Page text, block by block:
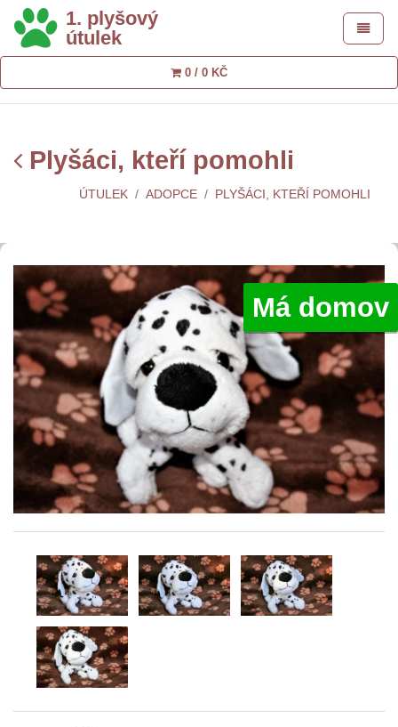
1. plyšový
útulek
Toggle
0 / 0 KČ
Plyšáci, kteří pomohli
ÚTULEK ADOPCE PLYŠÁCI, KTEŘÍ POMOHLI
Má domov